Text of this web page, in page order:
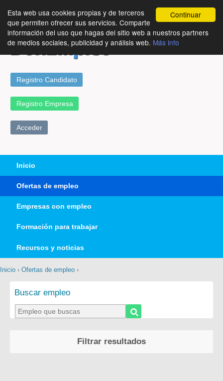
Continuar
Esta web usa cookies propias y de terceros
que permiten ofrecer sus servicios. Comparte
información del uso que hagas del sitio web a nuestros partners
de medios sociales, publicidad y análisis web. Más info
Registro Candidato
Registro Empresa
Acceder
Inicio
Ofertas de empleo
Empresas con empleo
Formación para trabajar
Recursos y noticias
Inicio › Ofertas de empleo ›
Buscar empleo
Filtrar resultados